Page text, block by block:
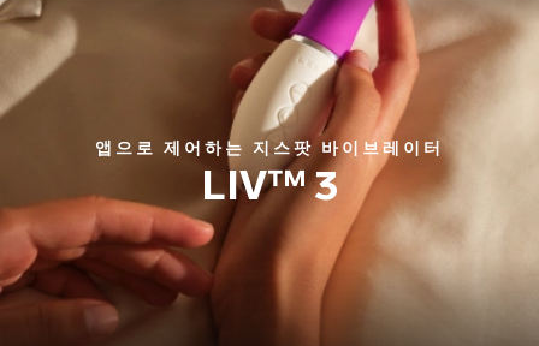
로
뛰
앱으로 제어하는 지스팟 바이브레이터
LIV™ 3